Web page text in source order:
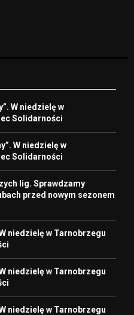
W niedzielę w
Solidarności
W niedzielę w
Solidarności
lig. Sprawdzamy
przed nowym sezonem
niedzielę w Tarnobrzegu
niedzielę w Tarnobrzegu
niedzielę w Tarnobrzegu